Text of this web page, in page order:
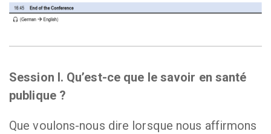
Session I. Qu’est-ce que le savoir en santé
publique ?
Que voulons-nous dire lorsque nous affirmons